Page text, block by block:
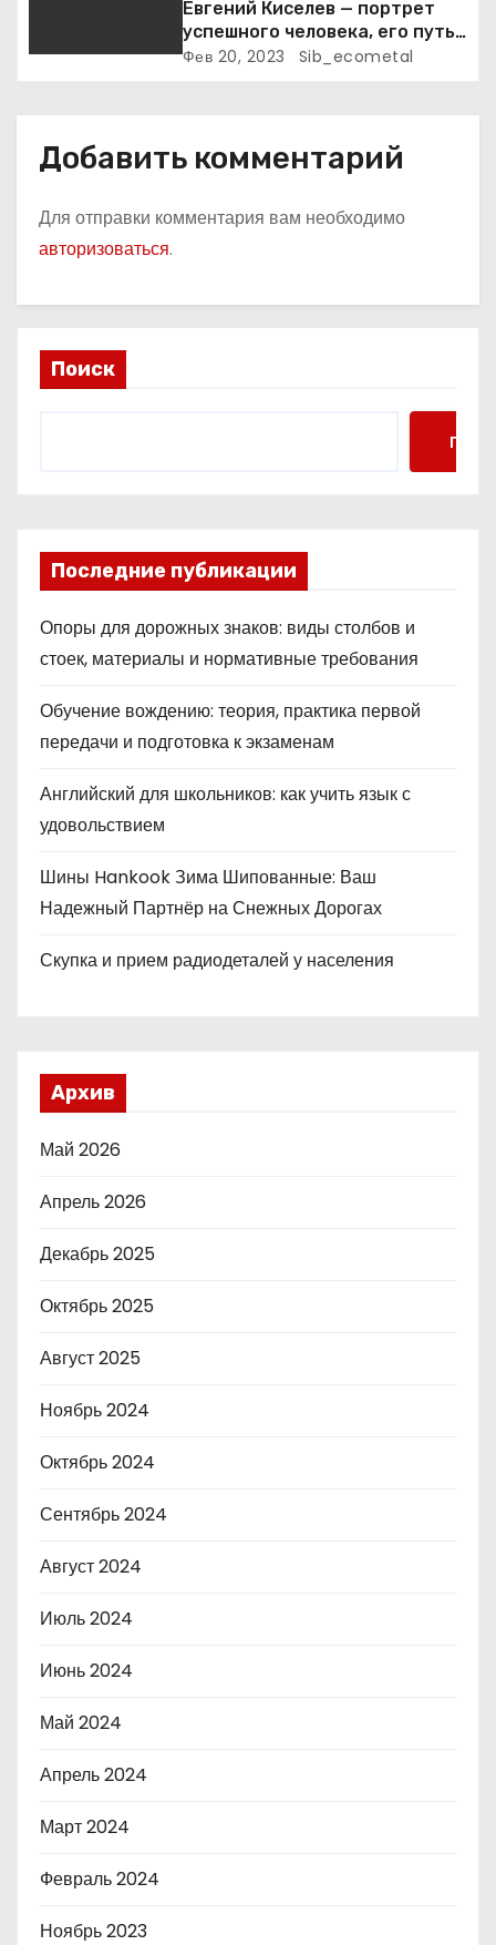
Евгений Киселев — портрет
успешного человека, его путь
к славе и личное счастье
Фев 20, 2023 Sib_ecometal
Добавить комментарий
Для отправки комментария вам необходимо
авторизоваться.
Поиск
Поиск
Последние публикации
Опоры для дорожных знаков: виды столбов и
стоек, материалы и нормативные требования
Обучение вождению: теория, практика первой
передачи и подготовка к экзаменам
Английский для школьников: как учить язык с
удовольствием
Шины Hankook Зима Шипованные: Ваш
Надежный Партнёр на Снежных Дорогах
Скупка и прием радиодеталей у населения
Архив
Май 2026
Апрель 2026
Декабрь 2025
Октябрь 2025
Август 2025
Ноябрь 2024
Октябрь 2024
Сентябрь 2024
Август 2024
Июль 2024
Июнь 2024
Май 2024
Апрель 2024
Март 2024
Февраль 2024
Ноябрь 2023